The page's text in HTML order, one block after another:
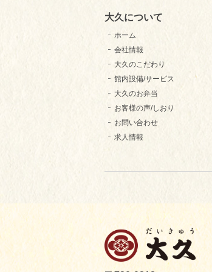
大久について
ホーム
会社情報
大久のこだわり
館内設備/サービス
大久のお弁当
お客様の声/しおり
お問い合わせ
求人情報